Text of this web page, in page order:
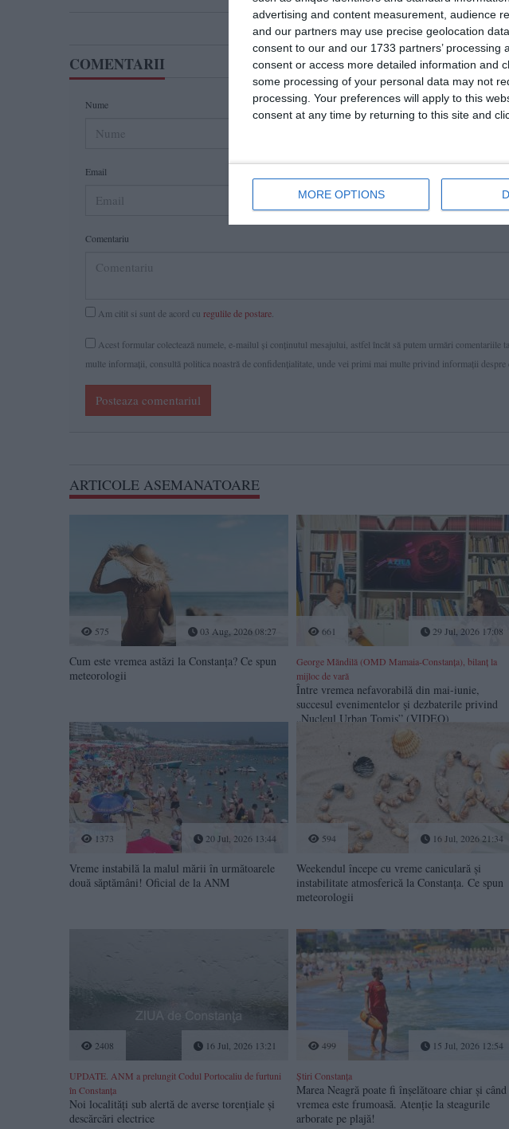
advertising and content measurement, audience
and our partners may use precise geolocation
consent to our and our 1733 partners’
consent or access more detailed information and
some processing of your personal data may not
processing. Your preferences will apply to this
consent at any time by returning to this site and
MORE OPTIONS
COMENTARII
Nume
Email
Comentariu
Am citit si sunt de acord cu regulile de postare
Acest formular colectează numele, e-mailul şi conținutul mesajului, astfel încât să putem urmări comentariile
multe informaţii, consultă politica noastră de confidenţialitate, unde vei primi mai multe privind informaţii despre
Posteaza comentariul
ARTICOLE ASEMANATOARE
575 03 Aug, 2026 08:27
Cum este vremea astăzi la Constanța? Ce spun
meteorologii
661 29 Jul, 2026 17:08
George Măndilă (OMD Mamaia-Constanța), bilanț la
mijloc de vară
Între vremea nefavorabilă din mai-iunie,
succesul evenimentelor și dezbaterile privind
„Nucleul Urban Tomis” (VIDEO)
1373 20 Jul, 2026 13:44
Vreme instabilă la malul mării în următoarele
două săptămâni! Oficial de la ANM
594 16 Jul, 2026 21:34
Weekendul începe cu vreme caniculară și
instabilitate atmosferică la Constanța. Ce spun
meteorologii
2408 16 Jul, 2026 13:21
UPDATE. ANM a prelungit Codul Portocaliu de furtuni
în Constanța
Noi localități sub alertă de averse torențiale și
descărcări electrice
499 15 Jul, 2026 12:54
Știri Constanța
Marea Neagră poate fi înșelătoare chiar și când
vremea este frumoasă. Atenție la steagurile
arborate pe plajă!